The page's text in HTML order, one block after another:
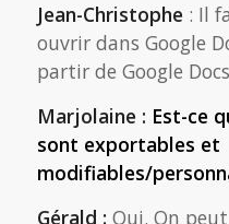
Jean-Christophe : Il
ouvrir dans Google
partir de Google
Marjolaine : Est-ce
sont exportables et
modifiables/
Gérald : Oui. On